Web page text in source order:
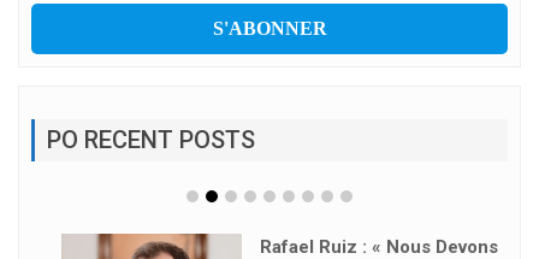
PO RECENT POSTS
Rafael Ruiz : « Nous Devons